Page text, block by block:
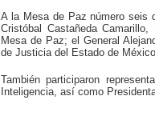
A la Mesa de Paz número seis
Cristóbal Castañeda
Mesa de Paz; el General
de Justicia del Estado de México.
También participaron
Inteligencia, así como